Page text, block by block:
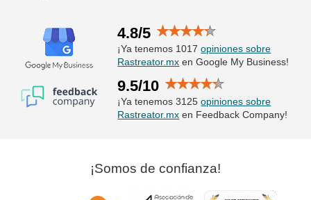
4.8/5
¡Ya tenemos 1017opiniones sobre
Rastreator.mx en Google My Business!
9.5/10
¡Ya tenemos 3125opiniones sobre
Rastreator.mx en Feedback Company!
¡Somos de confianza!